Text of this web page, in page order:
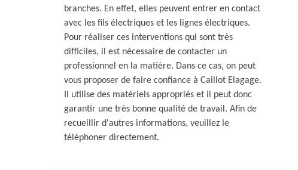
branches. En effet, elles peuvent entrer en contact
avec les fils électriques et les lignes électriques.
Pour réaliser ces interventions qui sont très
difficiles, il est nécessaire de contacter un
professionnel en la matière. Dans ce cas, on peut
vous proposer de faire confiance à Caillot Elagage.
Il utilise des matériels appropriés et il peut donc
garantir une très bonne qualité de travail. Afin de
recueillir d'autres informations, veuillez le
téléphoner directement.